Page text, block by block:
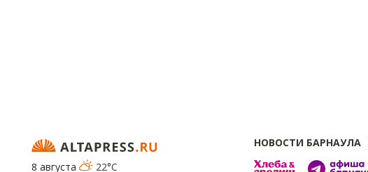
НОВОСТИ БАРНАУЛА
8 августа
22°C